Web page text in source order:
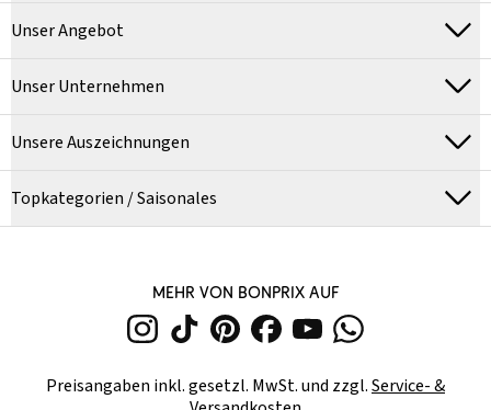
Unser Angebot
Unser Unternehmen
Unsere Auszeichnungen
Topkategorien / Saisonales
MEHR VON BONPRIX AUF
Preisangaben inkl. gesetzl. MwSt. und zzgl.Service- &